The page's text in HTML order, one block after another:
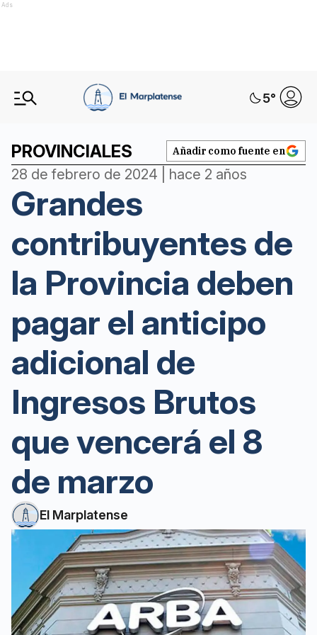
Ads
5°
PROVINCIALES Añadir como fuente en
28 de febrero de 2024 | hace 2 años
Grandes
contribuyentes de
la Provincia deben
pagar el anticipo
adicional de
Ingresos Brutos
que vencerá el 8
de marzo
El Marplatense